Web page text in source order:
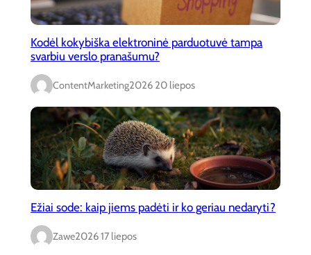
Kodėl kokybiška elektroninė parduotuvė tampa
svarbiu verslo pranašumu?
ContentMarketing2026 20 liepos
Ežiai sode: kaip jiems padėti ir ko geriau nedaryti?
Zawe2026 17 liepos